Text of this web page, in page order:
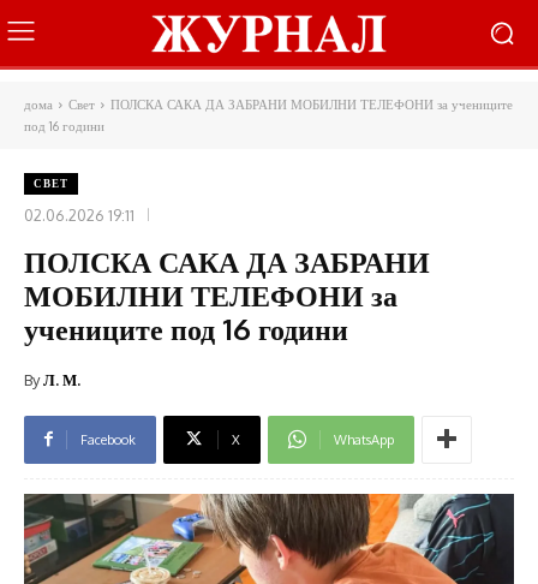
дома Свет
ПОЛСКА САКА ДА ЗАБРАНИ МОБИЛНИ ТЕЛЕФОНИ за учениците
под 16 години
СВЕТ
02.06.2026 19:11
ПОЛСКА САКА ДА ЗАБРАНИ
МОБИЛНИ ТЕЛЕФОНИ за
учениците под 16 години
ByЛ. М.
Facebook X WhatsApp